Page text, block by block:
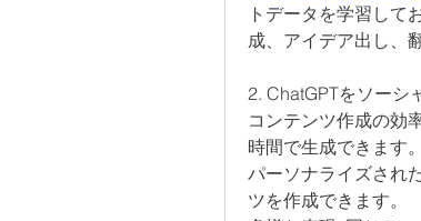
トデータを学習して
成、アイデア出し、
2. ChatGPTをソーシ
コンテンツ作成の効
時間で生成できます。
パーソナライズされ
ツを作成できます。